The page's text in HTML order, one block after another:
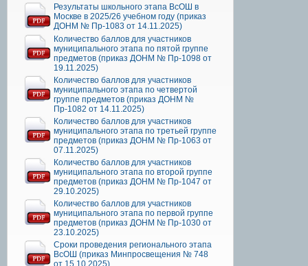
Результаты школьного этапа ВсОШ в
Москве в 2025/26 учебном году (приказ
ДОНМ № Пр-1083 от 14.11.2025)
Количество баллов для участников
муниципального этапа по пятой группе
предметов (приказ ДОНМ № Пр-1098 от
19.11.2025)
Количество баллов для участников
муниципального этапа по четвертой
группе предметов (приказ ДОНМ №
Пр-1082 от 14.11.2025)
Количество баллов для участников
муниципального этапа по третьей группе
предметов (приказ ДОНМ № Пр-1063 от
07.11.2025)
Количество баллов для участников
муниципального этапа по второй группе
предметов (приказ ДОНМ № Пр-1047 от
29.10.2025)
Количество баллов для участников
муниципального этапа по первой группе
предметов (приказ ДОНМ № Пр-1030 от
23.10.2025)
Сроки проведения регионального этапа
ВсОШ (приказ Минпросвещения № 748
от 15.10.2025)